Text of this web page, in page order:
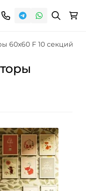
60х60 F 10 секций